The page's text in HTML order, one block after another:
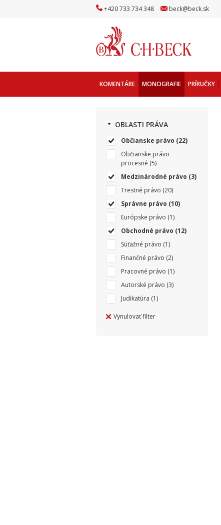
+420733 734348 beck@beck.sk
KOMENTÁRE MONOGRAFIE PRÍRUČKY
OBLASTI PRÁVA
Občianske právo (22)
Občianske právo
procesné (5)
Medzinárodné právo (3)
Trestné právo (20)
Správne právo (10)
Európske právo (1)
Obchodné právo (12)
Súťažné právo (1)
Finančné právo (2)
Pracovné právo (1)
Autorské právo (3)
Judikatúra (1)
Vynulovať filter